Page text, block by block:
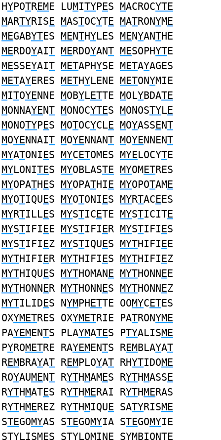
HYPOTREME LUMITYPES MACROCYTE
MARTYRISE MASTOCYTE MATRONYME
MEGABYTES MENTHYLES MENYANTHE
MERDOYAIT MERDOYANT MESOPHYTE
MESSEYAIT METAPHYSE METAYAGES
METAYERES METHYLENE METONYMIE
MITOYENNE MOBYLETTE MOLYBDATE
MONNAYENT MONOCYTES MONOSTYLE
MONOTYPES MOTOCYCLE MOYASSENT
MOYENNAIT MOYENNANT MOYENNENT
MYATONIES MYCETOMES MYELOCYTE
MYLONITES MYOBLASTE MYOMETRES
MYOPATHES MYOPATHIE MYOPOTAME
MYOTIQUES MYOTONIES MYRTACEES
MYRTILLES MYSTICETE MYSTICITE
MYSTIFIEE MYSTIFIER MYSTIFIES
MYSTIFIEZ MYSTIQUES MYTHIFIEE
MYTHIFIER MYTHIFIES MYTHIFIEZ
MYTHIQUES MYTHOMANE MYTHONNEE
MYTHONNER MYTHONNES MYTHONNEZ
MYTILIDES NYMPHETTE OOMYCETES
OXYMETRES OXYMETRIE PATRONYME
PAYEMENTS PLAYMATES PTYALISME
PYROMETRE RAYEMENTS REMBLAYAT
REMBRAYAT REMPLOYAT RHYTIDOME
ROYAUMENT RYTHMAMES RYTHMASSE
RYTHMATES RYTHMERAI RYTHMERAS
RYTHMEREZ RYTHMIQUE SATYRISME
STEGOMYAS STEGOMYIA STEGOMYIE
STYLISMES STYLOMINE SYMBIONTE